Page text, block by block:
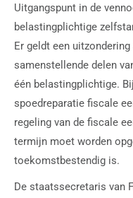
Uitgangspunt in de
belastingplichtige
Er geldt een
samenstellende delen
één belastingplichtige.
spoedreparatie fiscale
regeling van de fiscale
termijn moet worden
toekomstbestendig is.
De staatssecretaris van